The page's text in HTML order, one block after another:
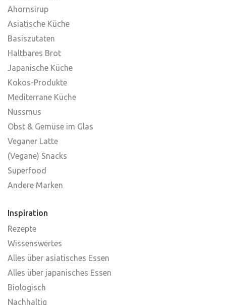
Ahornsirup
Asiatische Küche
Basiszutaten
Haltbares Brot
Japanische Küche
Kokos-Produkte
Mediterrane Küche
Nussmus
Obst & Gemüse im Glas
Veganer Latte
(Vegane) Snacks
Superfood
Andere Marken
Inspiration
Rezepte
Wissenswertes
Alles über asiatisches Essen
Alles über japanisches Essen
Biologisch
Nachhaltig